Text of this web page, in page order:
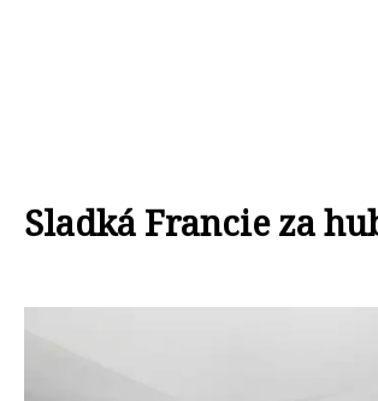
Sladká Francie za